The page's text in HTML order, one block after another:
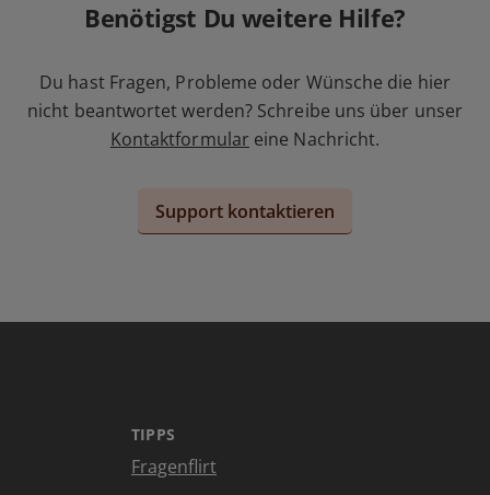
Benötigst Du weitere Hilfe?
Du hast Fragen, Probleme oder Wünsche die hier
nicht beantwortet werden? Schreibe uns über unser
Kontaktformular eine Nachricht.
Support kontaktieren
TIPPS
Fragenflirt